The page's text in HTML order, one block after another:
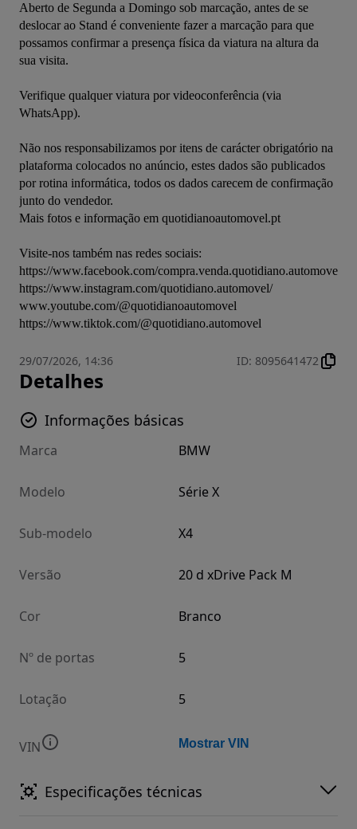
Aberto de Segunda a Domingo sob marcação, antes de se
deslocar ao Stand é conveniente fazer a marcação para que
possamos confirmar a presença física da viatura na altura da
sua visita.
Verifique qualquer viatura por videoconferência (via
WhatsApp).
Não nos responsabilizamos por itens de carácter obrigatório na
plataforma colocados no anúncio, estes dados são publicados
por rotina informática, todos os dados carecem de confirmação
junto do vendedor.
Mais fotos e informação em quotidianoautomovel.pt
Visite-nos também nas redes sociais:
https://www.facebook.com/compra.venda.quotidiano.automovel
https://www.instagram.com/quotidiano.automovel/
www.youtube.com/@quotidianoautomovel
https://www.tiktok.com/@quotidiano.automovel
29/07/2026, 14:36 ID: 8095641472
Detalhes
Informações básicas
Marca BMW
Modelo Série X
Sub-modelo X4
Versão 20 d xDrive Pack M
Cor Branco
Nº de portas 5
Lotação 5
VIN Mostrar VIN
Especificações técnicas